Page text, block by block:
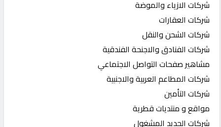
شركات الازياء والموضة
شركات العقارات
شركات الشحن والنقل
شركات الفنادق والاجنحة الفندقية
مشاهير صفحات التواصل الاجتماعي
شركات المطاعم العربية والاجنبية
شركات التأمين
مواقع و منتديات قطرية
شركات الحديد المشغول